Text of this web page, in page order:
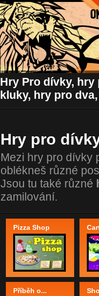
Hry Pro dívky,
kluky, hry pro
Hry pro
Mezi hry pro dívky
oblékneš různé
Jsou tu také různé
zamilování.
Pizza Shop
Příběh o...